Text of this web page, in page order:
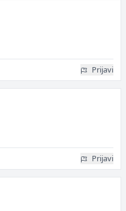
Prijavi
Prijavi